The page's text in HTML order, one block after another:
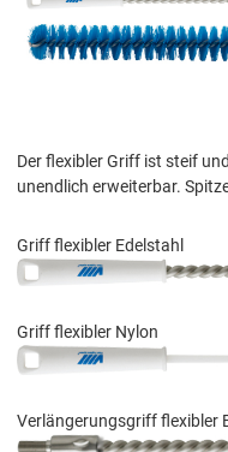
Der flexibler Griff ist steif
unendlich erweiterbar.
Griff flexibler Edelstahl
Griff flexibler Nylon
Verlängerungsgriff flexibler